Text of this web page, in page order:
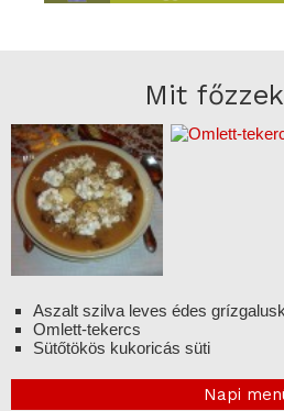
Mit
Aszalt szilva leves édes
Omlett-tekercs
Sütőtökös kukoricás süti
Napi